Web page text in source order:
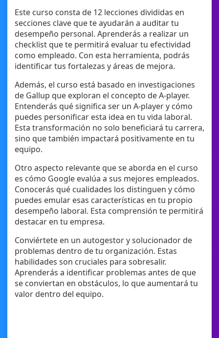
Este curso consta de 12 lecciones divididas en
secciones clave que te ayudarán a auditar tu
desempeño personal. Aprenderás a realizar un
checklist que te permitirá evaluar tu efectividad
como empleado. Con esta herramienta, podrás
identificar tus fortalezas y áreas de mejora.
Además, el curso está basado en investigaciones
de Gallup que exploran el concepto de A-player.
Entenderás qué significa ser un A-player y cómo
puedes personificar esta idea en tu vida laboral.
Esta transformación no solo beneficiará tu carrera,
sino que también impactará positivamente en tu
equipo.
Otro aspecto relevante que se aborda en el curso
es cómo Google evalúa a sus mejores empleados.
Conocerás qué cualidades los distinguen y cómo
puedes emular esas características en tu propio
desempeño laboral. Esta comprensión te permitirá
destacar en tu empresa.
Conviértete en un autogestor y solucionador de
problemas dentro de tu organización. Estas
habilidades son cruciales para sobresalir.
Aprenderás a identificar problemas antes de que
se conviertan en obstáculos, lo que aumentará tu
valor dentro del equipo.